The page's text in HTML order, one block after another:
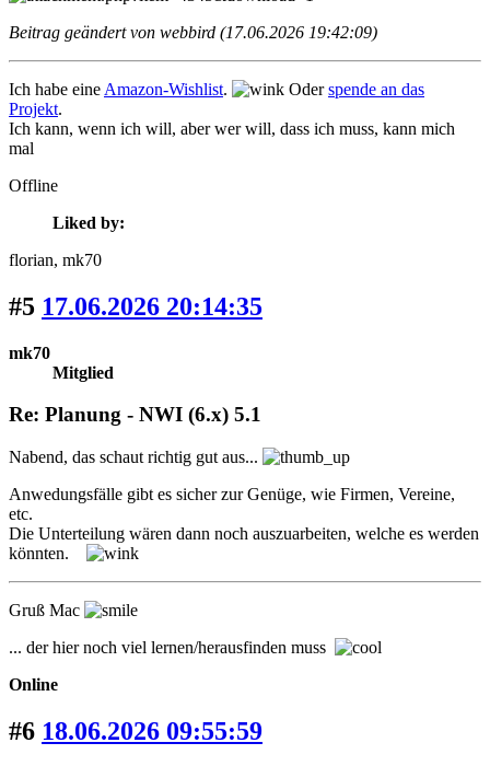
Beitrag geändert von webbird (17.06.2026 19:42:09)
Ich habe eine Amazon-Wishlist. Oderspende an das
Projekt.
Ich kann, wenn ich will, aber wer will, dass ich muss, kann mich
mal
Offline
Liked by:
florian, mk70
#5 17.06.2026 20:14:35
mk70
Mitglied
Re: Planung - NWI (6.x) 5.1
Nabend, das schaut richtig gut aus...
Anwedungsfälle gibt es sicher zur Genüge, wie Firmen, Vereine,
etc.
Die Unterteilung wären dann noch auszuarbeiten, welche es werden
könnten.
Gruß Mac
... der hier noch viel lernen/herausfinden muss
Online
#6 18.06.2026 09:55:59